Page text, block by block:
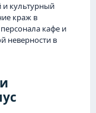
и культурный
краж в
кафе и
неверности в